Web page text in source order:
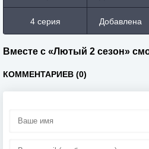
4 серия Добавлена
Вместе с «Лютый 2 сезон»
КОММЕНТАРИЕВ (0)